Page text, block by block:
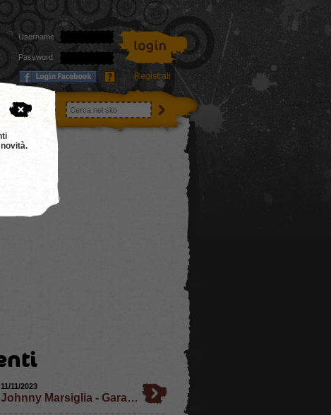
Username
Password
Registrati
utenti
11/11/2023
Johnny Marsiglia - Gara…